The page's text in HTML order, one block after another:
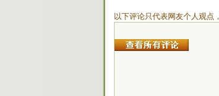
以下评论只代表网友个人观点